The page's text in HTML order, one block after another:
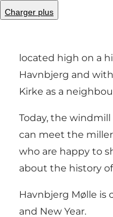
Charger plus
located high on a
Havnbjerg and
Kirke as a
Today, the
can meet the
who are happy to
about the history
Havnbjerg Mølle is
and New Year.